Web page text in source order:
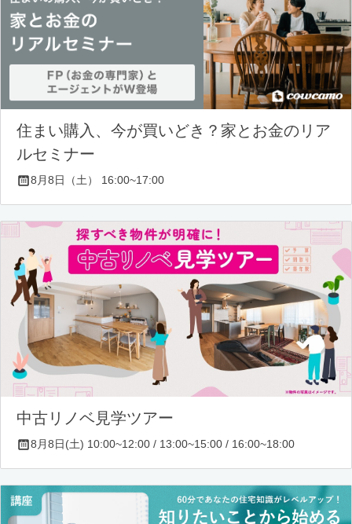
住まい購入、今が買いどき？家とお金のリア
ルセミナー
8月8日（土） 16:00~17:00
中古リノベ見学ツアー
8月8日(土) 10:00~12:00 / 13:00~15:00 / 16:00~18:00